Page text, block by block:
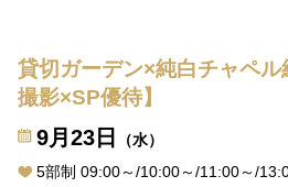
貸切ガーデン×純白チャペル
撮影×SP優待】
9月23日
（水）
5部制 09:00～/10:00～/11:00～/